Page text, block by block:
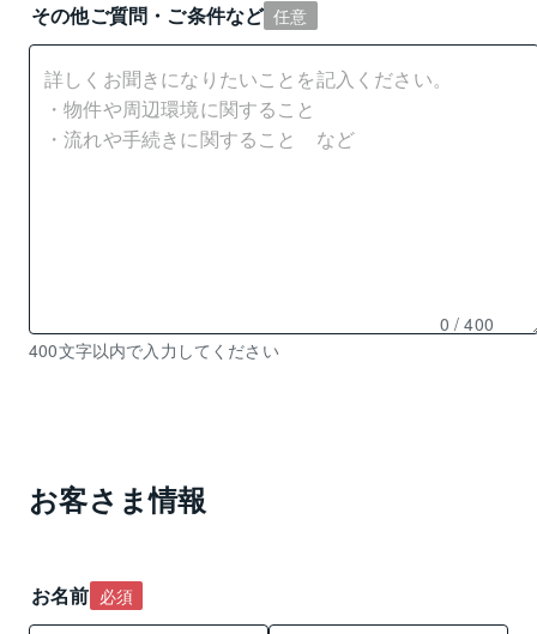
その他ご質問・ご条件など 任意
残
入
力
0 / 400
400文字以内で入力してください
お客さま情報
お名前 必須